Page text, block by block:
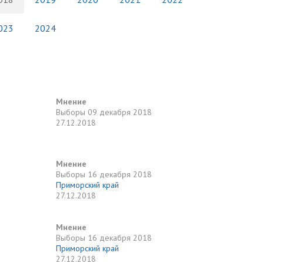
2024
Мнение
Выборы 09 декабря 2018
27.12.2018
Мнение
Выборы 16 декабря 2018
Приморский край
27.12.2018
Мнение
Выборы 16 декабря 2018
Приморский край
27.12.2018